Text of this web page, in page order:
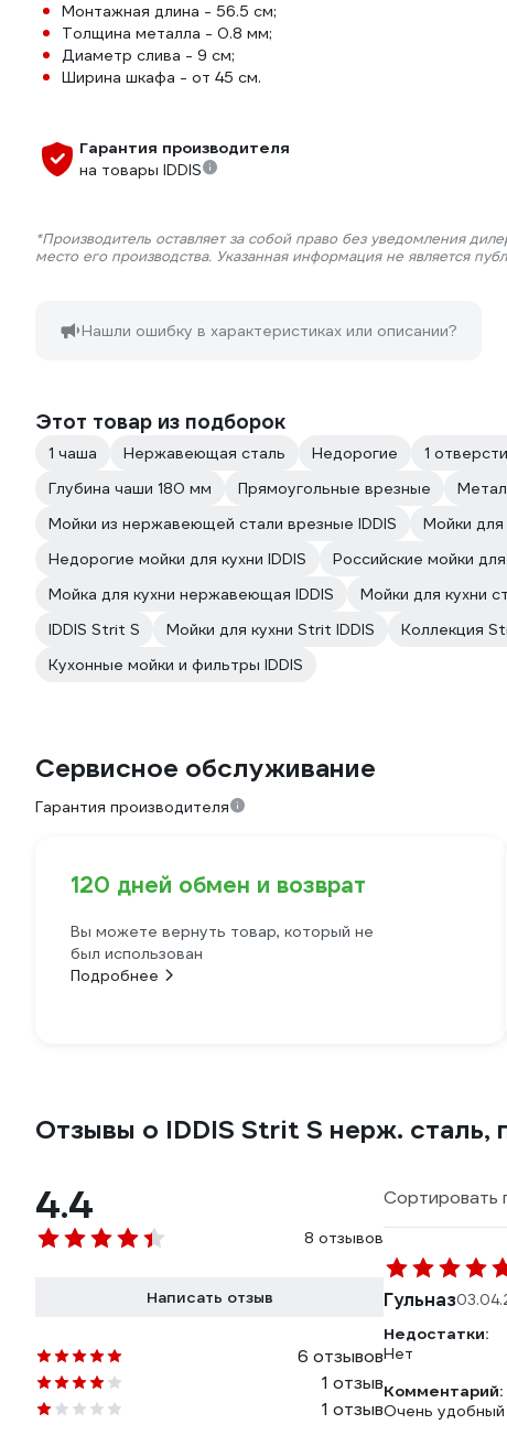
Монтажная длина - 56.5 см;
Толщина металла - 0.8 мм;
Диаметр слива - 9 см;
Ширина шкафа - от 45 см.
Гарантия производителя
на товары IDDIS
*Производитель оставляет за собой право без уведомления
место его производства. Указанная информация не является
Нашли ошибку в характеристиках или описании?
Этот товар из подборок
1 чаша Нержавеющая сталь Недорогие 1
Глубина чаши 180 мм
Прямоугольные врезные
Мойки из нержавеющей стали врезные IDDIS
Мойки для
Недорогие мойки для кухни IDDIS
Российские мойки
Мойка для кухни нержавеющая IDDIS
Мойки для кухни
IDDIS Strit S
Мойки для кухни Strit IDDIS Коллекция
Кухонные мойки и фильтры IDDIS
Сервисное обслуживание
Гарантия производителя
120 дней обмен и возврат
Вы можете вернуть товар, который не
был использован
Подробнее
Отзывы о IDDIS Strit S нерж. сталь,
4.4
8 отзывов
Написать отзыв
6 отзывов
1 отзыв
1 отзыв
Сортировать
Гульназ
Недостатки:
Нет
Комментарий:
Очень удобный